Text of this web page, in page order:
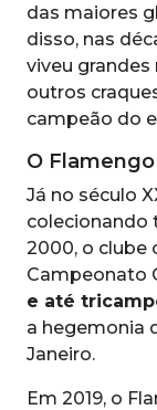
das maiores
disso, nas
viveu
outros
campeão do
O
Já no século
colecionando
2000, o clube
Campeonato
e até
a hegemonia
Janeiro.
Em 2019, o